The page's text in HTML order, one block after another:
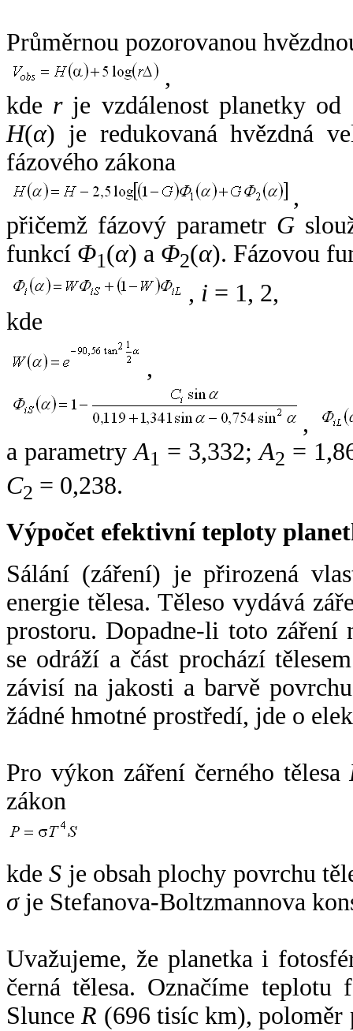
Průměrnou pozorovanou
,
kde rje vzdálenost planetky od
H(α) je redukovaná hvězdná
fázového zákona
,
přičemž fázový parametr G
funkcí Φ1(α) a Φ2(α). Fázovou
, i = 1, 2,
kde
,
,
a parametryA1 = 3,332;A2 =
C2 = 0,238.
Výpočet efektivní teploty
Sálání (záření) je přirozená
energie tělesa. Těleso vydává
prostoru. Dopadne-li toto záření
se odráží a část prochází
závisí na jakosti a barvě
žádné hmotné prostředí, jde o
Pro výkon záření černého tělesa
zákon
kdeS je obsah plochy povrchu
σje Stefanova-Boltzmannova
Uvažujeme, že planetka i
černá tělesa. Označíme
SlunceR (696 tisíc km),